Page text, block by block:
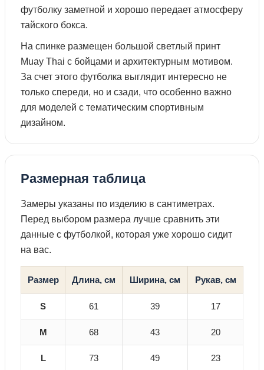
футболку заметной и хорошо передает атмосферу
тайского бокса.
На спинке размещен большой светлый принт
Muay Thai с бойцами и архитектурным мотивом.
За счет этого футболка выглядит интересно не
только спереди, но и сзади, что особенно важно
для моделей с тематическим спортивным
дизайном.
Размерная таблица
Замеры указаны по изделию в сантиметрах.
Перед выбором размера лучше сравнить эти
данные с футболкой, которая уже хорошо сидит
на вас.
Размер Длина, см Ширина, см Рукав, см
S 61 39 17
M 68 43 20
L 73 49 23